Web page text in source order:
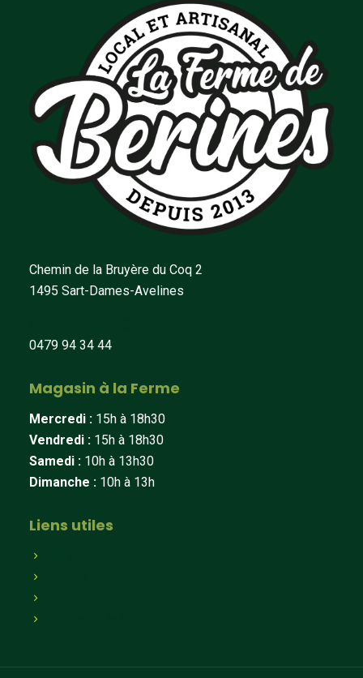
Chemin de la Bruyère du Coq 2
1495 Sart-Dames-Avelines
0479 94 34 44
Magasin à la Ferme
Mercredi : 15h à 18h30
Vendredi : 15h à 18h30
Samedi : 10h à 13h30
Dimanche : 10h à 13h
Liens utiles